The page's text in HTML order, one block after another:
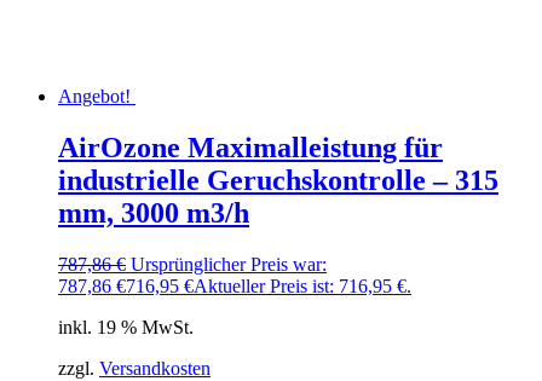
Angebot!
AirOzone Maximalleistung für
industrielle Geruchskontrolle – 315
mm, 3000 m3/h
787,86€ Ursprünglicher Preis war:
787,86 €716,95 €Aktueller Preis ist: 716,95 €.
inkl. 19 % MwSt.
zzgl. Versandkosten